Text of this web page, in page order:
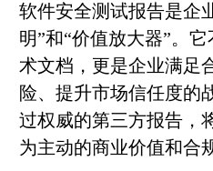
软件安全测试报告是企
明”和“价值放大器”。
术文档，更是企业满足
险、提升市场信任度的
过权威的第三方报告，
为主动的商业价值和合